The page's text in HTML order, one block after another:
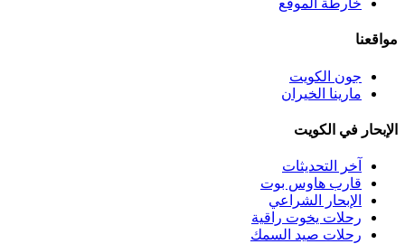
خارطة الموقع
مواقعنا
جون الكويت
مارينا الخيران
الإبحار في الكويت
آخر التحديثات
قارب هاوس بوت
الإبحار الشراعي
رحلات يخوت راقية
رحلات صيد السمك